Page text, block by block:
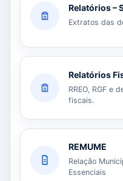
Relatórios –
Extratos das
Relatórios
RREO, RGF e
fiscais.
REMUME
Relação
Essenciais